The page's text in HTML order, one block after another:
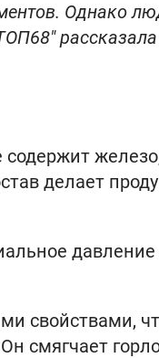
Однако
рассказала
делает
давление
свойствами,
смягчает